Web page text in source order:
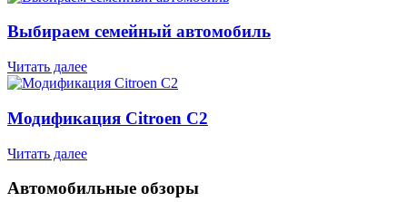
Выбираем семейный автомобиль
Читать далее
Модификация Citroen С2
Читать далее
Автомобильные обзоры